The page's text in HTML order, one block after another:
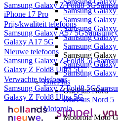
Samsung
Samsung
Samsung
Samsung
Samsung
Samsung
Samsung
Samsung
Samsung
OnePlus
OnePlus Nord
OnePlus Nord 5
Motorola
Motorola Moto G
Samsung Galaxy Z Fold8 5G
iPhone 17 Pro
Prijs/kwaliteit telefoons
Samsung Galaxy A57 5GSamsung
Galaxy A17 5G
Nieuwe telefoons
Samsung Galaxy Z Fold8 5G
Galaxy Z Fold8 Ultra 5G
Verwachte telefoons
Samsung Galaxy Z Fold8 5G
Galaxy Z Fold8 Ultra 5G